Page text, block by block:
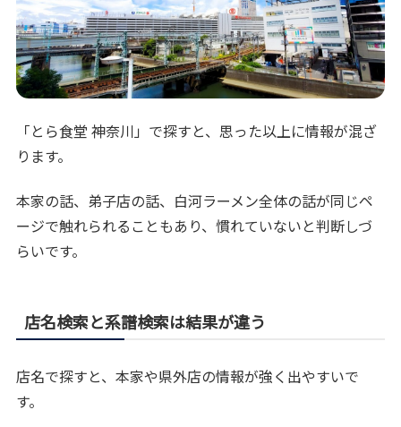
「とら食堂 神奈川」で探すと、思った以上に情報が混ざ
ります。
本家の話、弟子店の話、白河ラーメン全体の話が同じペ
ージで触れられることもあり、慣れていないと判断しづ
らいです。
店名検索と系譜検索は結果が違う
店名で探すと、本家や県外店の情報が強く出やすいで
す。